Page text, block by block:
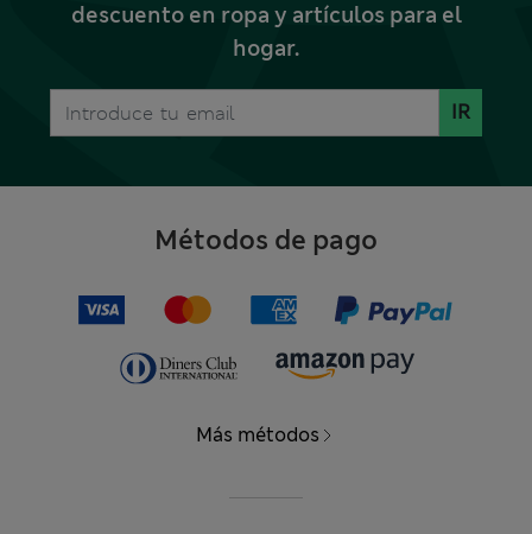
descuento en ropa y artículos para el
hogar.
IR
Métodos de pago
Más métodos